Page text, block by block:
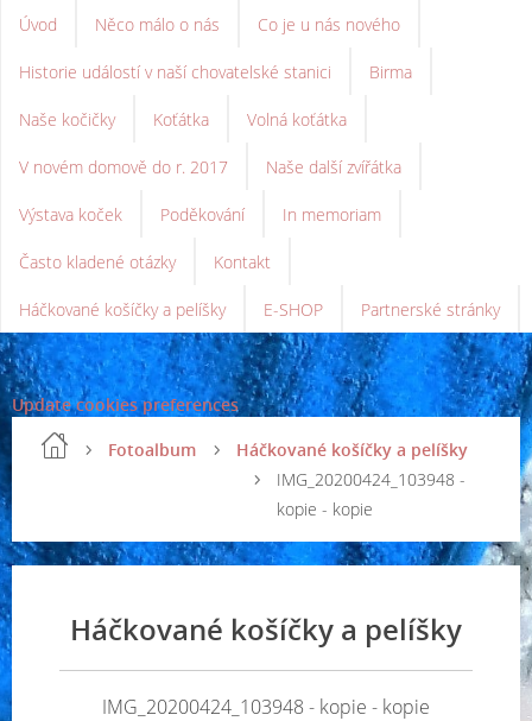
Úvod Něco málo o nás Co je u nás nového
Historie událostí v naší chovatelské stanici Birma
Naše kočičky Koťátka Volná koťátka
V novém domově do r. 2017 Naše další zvířátka
Výstava koček Poděkování In memoriam
Často kladené otázky Kontakt
Háčkované košíčky a pelíšky E-SHOP Partnerské stránky
Update cookies preferences
Fotoalbum
Háčkované košíčky a pelíšky
IMG_20200424_103948 -
kopie - kopie
Háčkované košíčky a pelíšky
IMG_20200424_103948 - kopie - kopie